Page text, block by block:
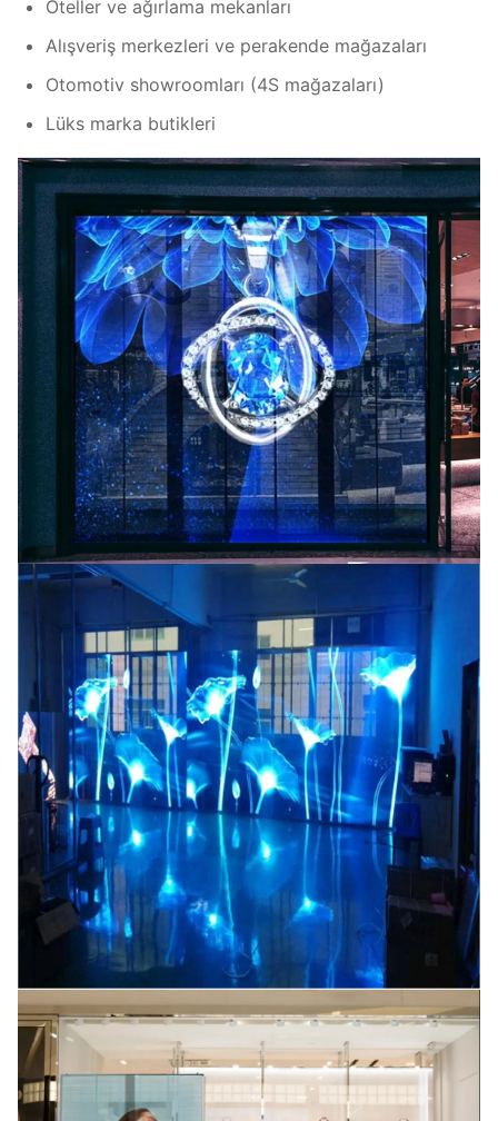
Oteller ve ağırlama mekanları
Alışveriş merkezleri ve perakende mağazaları
Otomotiv showroomları (4S mağazaları)
Lüks marka butikleri